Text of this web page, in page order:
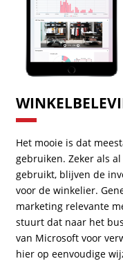
Het mooie is dat
gebruiken. Zeker als
gebruikt, blijven de
voor de winkelier.
marketing relevante
stuurt dat naar het
van Microsoft voor
hier op eenvoudige